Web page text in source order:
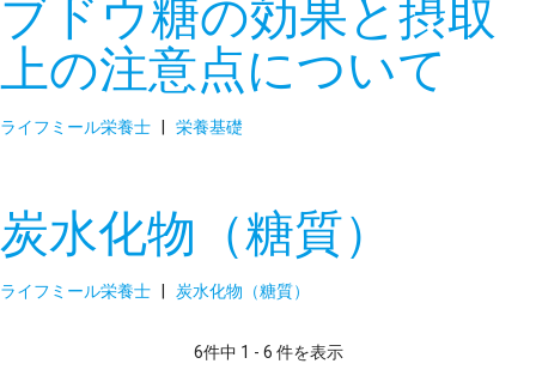
ブドウ糖の効果と摂取
上の注意点について
ライフミール栄養士 | 栄養基礎
炭水化物（糖質）
ライフミール栄養士 | 炭水化物（糖質）
6件中 1 - 6 件を表示